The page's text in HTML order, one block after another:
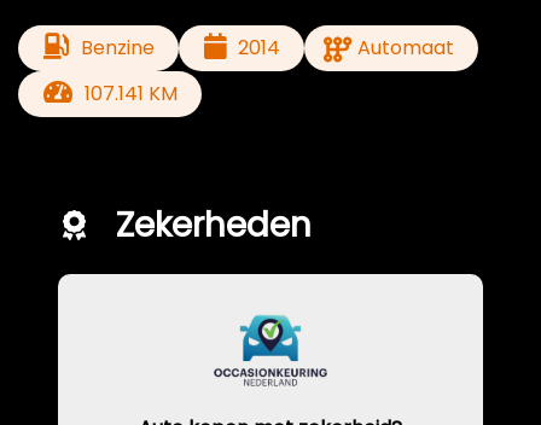
Benzine 2014
Automaat
107.141 KM
Zekerheden